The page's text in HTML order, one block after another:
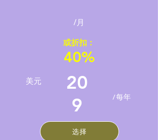
/月
或折扣：
40%
美元
20
9
/每年
选择